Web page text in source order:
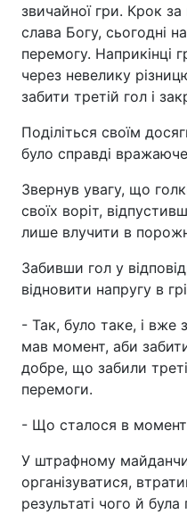
звичайної гри. Крок
слава Богу, сьогодні
перемогу. Наприкінці
через невелику
забити третій гол і
Поділіться своїм
було справді
Звернув увагу, що
своїх воріт,
лише влучити в
Забивши гол у
відновити напругу в
- Так, було таке, і вже
мав момент, аби
добре, що забили
перемоги.
- Що сталося в
У штрафному
організуватися,
результаті чого й